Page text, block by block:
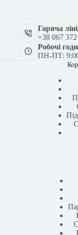
Гаряча
+38 067
Робочі
ПН-ПТ: 9:00